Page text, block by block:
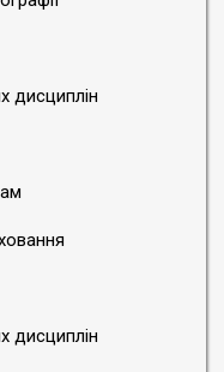
дисциплін
дисциплін